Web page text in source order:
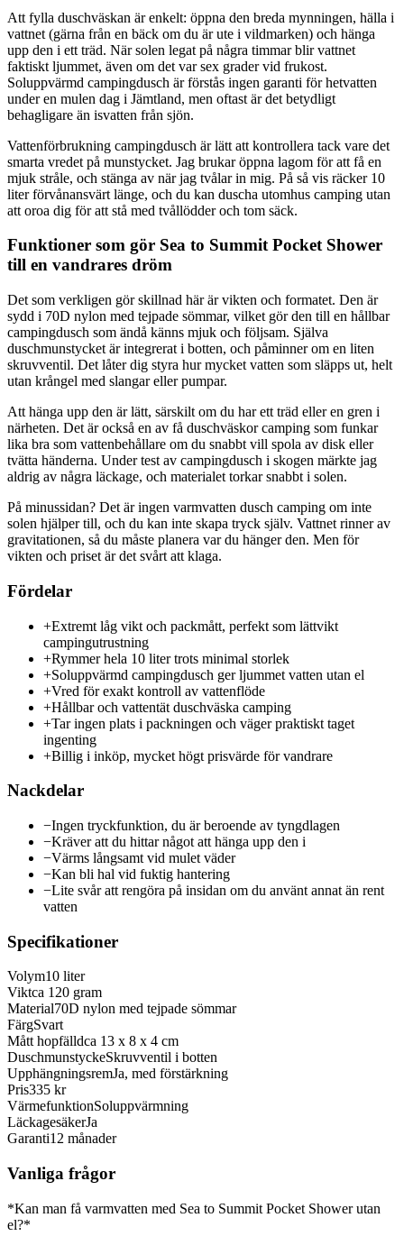
Att fylla duschväskan är enkelt: öppna den breda mynningen, hälla i
vattnet (gärna från en bäck om du är ute i vildmarken) och hänga
upp den i ett träd. När solen legat på några timmar blir vattnet
faktiskt ljummet, även om det var sex grader vid frukost.
Soluppvärmd campingdusch är förstås ingen garanti för hetvatten
under en mulen dag i Jämtland, men oftast är det betydligt
behagligare än isvatten från sjön.
Vattenförbrukning campingdusch är lätt att kontrollera tack vare det
smarta vredet på munstycket. Jag brukar öppna lagom för att få en
mjuk stråle, och stänga av när jag tvålar in mig. På så vis räcker 10
liter förvånansvärt länge, och du kan duscha utomhus camping utan
att oroa dig för att stå med tvållödder och tom säck.
Funktioner som gör Sea to Summit Pocket Shower
till en vandrares dröm
Det som verkligen gör skillnad här är vikten och formatet. Den är
sydd i 70D nylon med tejpade sömmar, vilket gör den till en hållbar
campingdusch som ändå känns mjuk och följsam. Själva
duschmunstycket är integrerat i botten, och påminner om en liten
skruvventil. Det låter dig styra hur mycket vatten som släpps ut, helt
utan krångel med slangar eller pumpar.
Att hänga upp den är lätt, särskilt om du har ett träd eller en gren i
närheten. Det är också en av få duschväskor camping som funkar
lika bra som vattenbehållare om du snabbt vill spola av disk eller
tvätta händerna. Under test av campingdusch i skogen märkte jag
aldrig av några läckage, och materialet torkar snabbt i solen.
På minussidan? Det är ingen varmvatten dusch camping om inte
solen hjälper till, och du kan inte skapa tryck själv. Vattnet rinner av
gravitationen, så du måste planera var du hänger den. Men för
vikten och priset är det svårt att klaga.
Fördelar
+Extremt låg vikt och packmått, perfekt som lättvikt
campingutrustning
+Rymmer hela 10 liter trots minimal storlek
+Soluppvärmd campingdusch ger ljummet vatten utan el
+Vred för exakt kontroll av vattenflöde
+Hållbar och vattentät duschväska camping
+Tar ingen plats i packningen och väger praktiskt taget
ingenting
+Billig i inköp, mycket högt prisvärde för vandrare
Nackdelar
−Ingen tryckfunktion, du är beroende av tyngdlagen
−Kräver att du hittar något att hänga upp den i
−Värms långsamt vid mulet väder
−Kan bli hal vid fuktig hantering
−Lite svår att rengöra på insidan om du använt annat än rent
vatten
Specifikationer
Volym10 liter
Viktca 120 gram
Material70D nylon med tejpade sömmar
FärgSvart
Mått hopfälldca 13 x 8 x 4 cm
DuschmunstyckeSkruvventil i botten
UpphängningsremJa, med förstärkning
Pris335 kr
VärmefunktionSoluppvärmning
LäckagesäkerJa
Garanti12 månader
Vanliga frågor
*Kan man få varmvatten med Sea to Summit Pocket Shower utan
el?*